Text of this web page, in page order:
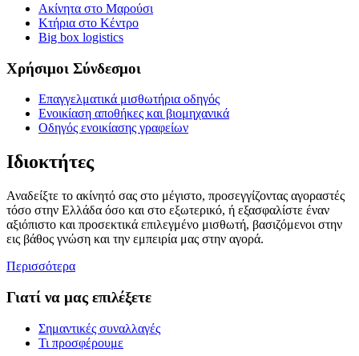
Ακίνητα στο Μαρούσι
Κτήρια στο Κέντρο
Big box logistics
Χρήσιμοι Σύνδεσμοι
Επαγγελματικά μισθωτήρια οδηγός
Ενοικίαση αποθήκες και βιομηχανικά
Οδηγός ενοικίασης γραφείων
Ιδιοκτήτες
Αναδείξτε το ακίνητό σας στο μέγιστο, προσεγγίζοντας αγοραστές
τόσο στην Ελλάδα όσο και στο εξωτερικό, ή εξασφαλίστε έναν
αξιόπιστο και προσεκτικά επιλεγμένο μισθωτή, βασιζόμενοι στην
εις βάθος γνώση και την εμπειρία μας στην αγορά.
Περισσότερα
Γιατί να μας επιλέξετε
Σημαντικές συναλλαγές
Τι προσφέρουμε